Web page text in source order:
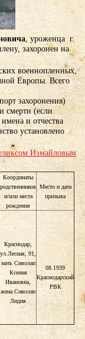
, уроженца г.
захоронен на
военнопленных,
Европы. Всего
захоронения)
смерти (если
и отчества
установлено
Измайловым
Координаты
родственников
и/или места
рождения
Место и дата
призыва
Краснодар,
ул.Лесная, 91,
мать Сиволап
Ксения
Ивановна,
жена Сиволап
Лидия
08.1939
Краснодарский
РВК